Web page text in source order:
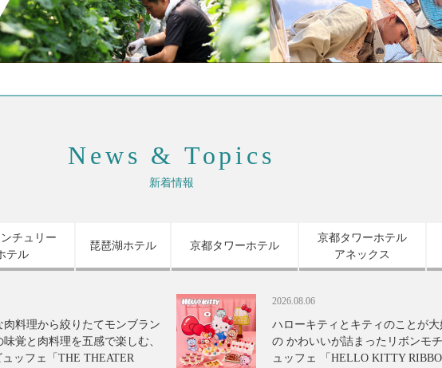
News & Topics
新着情報
チュリー
テル
琵琶湖ホテル 京都タワーホテル
京都タワーホテル
アネックス
料理から絞りたてモンブラン
覚と肉料理を五感で楽しむ、
ッフェ「THE THEATER
2026.08.06
ハローキティとキティのことが
の かわいいが詰まったリボンモ
ュッフェ 「HELLO KITTY